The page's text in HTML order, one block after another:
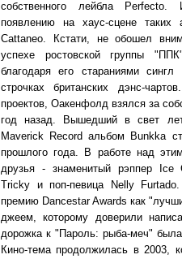
собственного лейбла
появлению на хаус-сцене
Cattaneo. Кстати, не обошел
успехе ростовской группы
благодаря его стараниями
строчках британских дэнс-
проектов, Оакенфолд взялся за
год назад. Вышедший в свет
Maverick Record альбом Bunkka
прошлого года. В работе над
друзья - знаменитый рэппер Ice
Tricky и поп-певица Nelly
премию Dancestar Awards как
джеем, которому доверили
дорожка к "Пароль: рыба-меч" была
Кино-тема продолжилась в 2003,